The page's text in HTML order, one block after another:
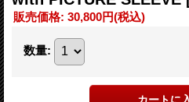
販売価格: 30,800円(税込)
数量: